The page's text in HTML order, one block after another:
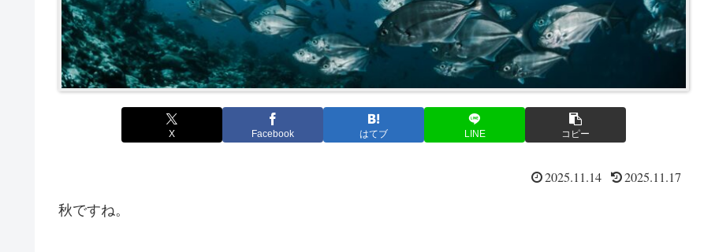
X Facebook はてブ LINE コピー
2025.11.14 2025.11.17
秋ですね。